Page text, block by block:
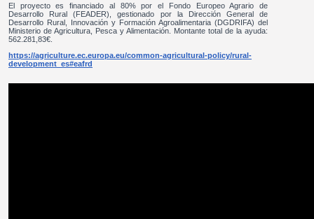
El proyecto es financiado al 80% por el Fondo Europeo Agrario de
Desarrollo Rural (FEADER), gestionado por la Dirección General de
Desarrollo Rural, Innovación y Formación Agroalimentaria (DGDRIFA) del
Ministerio de Agricultura, Pesca y Alimentación. Montante total de la ayuda:
562.281,83€.
https://agriculture.ec.europa.eu/common-agricultural-policy/rural-
development_es#eafrd